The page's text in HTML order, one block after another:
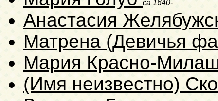
ca 1640-
Анастасия
Матрена (Девичья
Мария Красно-
(Имя неизвестно)